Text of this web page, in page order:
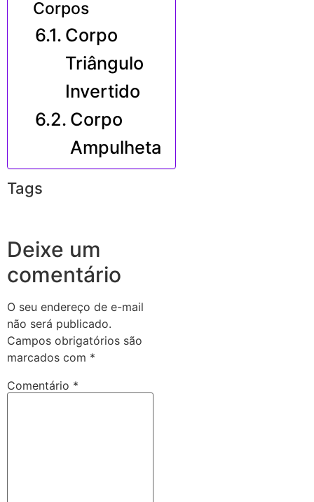
Corpos
Corpo
Triângulo
Invertido
Corpo
Ampulheta
Tags
Deixe um
comentário
O seu endereço de e-mail
não será publicado.
Campos obrigatórios são
marcados com *
Comentário *